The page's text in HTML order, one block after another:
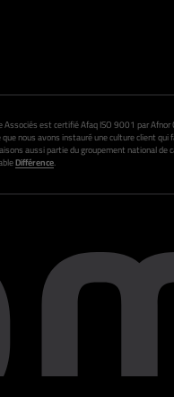
Associés est certifié Afaq ISO 9001 par Afnor
nous avons instauré une culture client qui
aussi partie du groupement national de
Différence.